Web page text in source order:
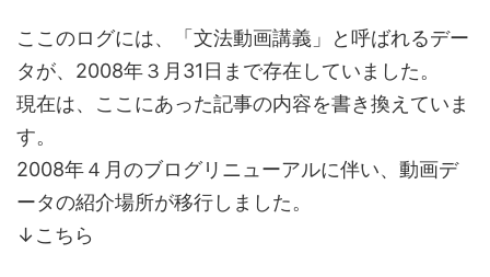
ここのログには、「文法動画講義」と呼ばれるデー
タが、2008年３月31日まで存在していました。
現在は、ここにあった記事の内容を書き換えていま
す。
2008年４月のブログリニューアルに伴い、動画デ
ータの紹介場所が移行しました。
↓こちら